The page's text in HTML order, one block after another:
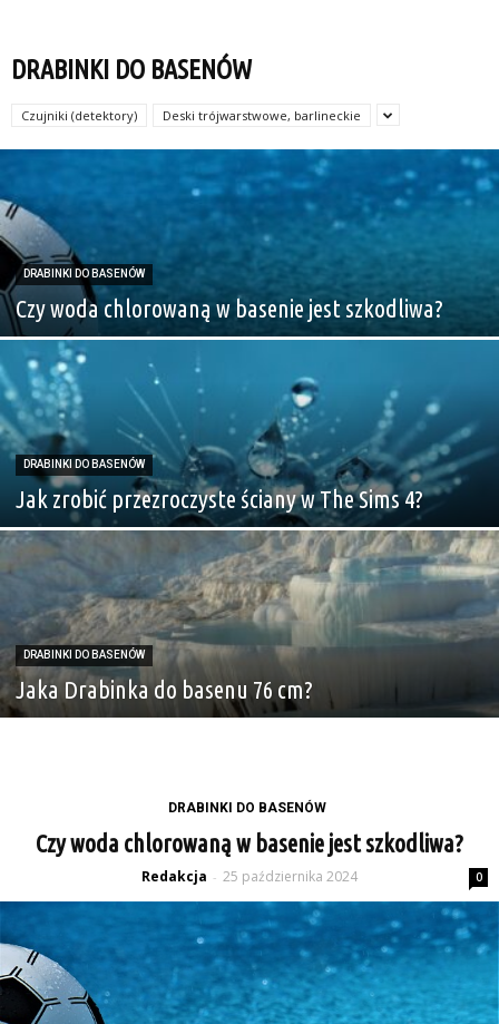
DRABINKI DO BASENÓW
Czujniki (detektory) Deski trójwarstwowe, barlineckie
DRABINKI DO BASENÓW
Czy woda chlorowaną w basenie jest szkodliwa?
DRABINKI DO BASENÓW
Jak zrobić przezroczyste ściany w The Sims 4?
DRABINKI DO BASENÓW
Jaka Drabinka do basenu 76 cm?
DRABINKI DO BASENÓW
Czy woda chlorowaną w basenie jest szkodliwa?
Redakcja - 25 października 2024 0